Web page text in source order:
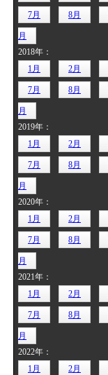
7月 8月
月
2018年：
1月
2月
7月 8月
月
2019年：
1月
2月
7月 8月
月
2020年：
1月
2月
7月 8月
月
2021年：
1月
2月
7月 8月
月
2022年：
1月
2月